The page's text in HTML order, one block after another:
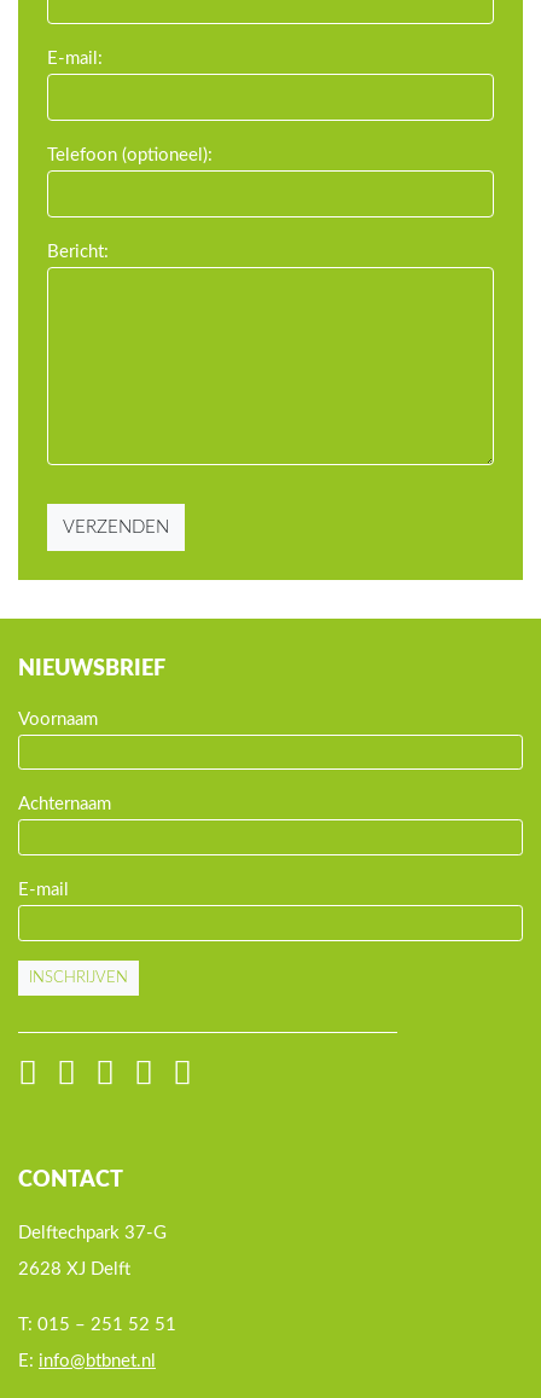
field
blank
E-mail:
Telefoon (optioneel):
Bericht:
VERZENDEN
NIEUWSBRIEF
Voornaam
Achternaam
E-mail
INSCHRIJVEN
CONTACT
Delftechpark 37-G
2628 XJ Delft
T: 015 – 251 52 51
E: info@btbnet.nl